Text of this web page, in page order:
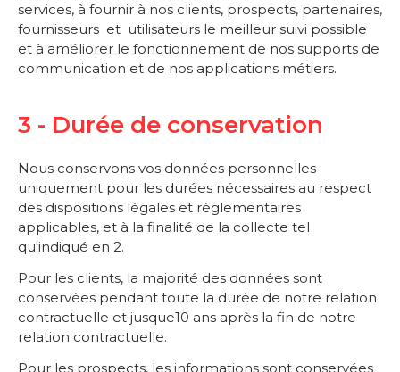
services, à fournir à nos clients, prospects, partenaires,
fournisseurs et utilisateurs le meilleur suivi possible
et à améliorer le fonctionnement de nos supports de
communication et de nos applications métiers.
3 - Durée de conservation
Nous conservons vos données personnelles
uniquement pour les durées nécessaires au respect
des dispositions légales et réglementaires
applicables, et à la finalité de la collecte tel
qu'indiqué en 2.
Pour les clients, la majorité des données sont
conservées pendant toute la durée de notre relation
contractuelle et jusque10 ans après la fin de notre
relation contractuelle.
Pour les prospects, les informations sont conservées